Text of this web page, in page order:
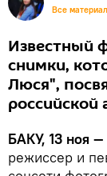
Все
Известный
снимки,
Люся",
российской
БАКУ, 13 ноя
режиссер и